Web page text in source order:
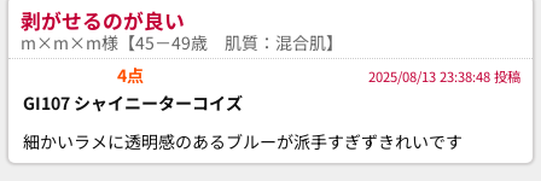
剥がせるのが良い
m×m×m様【45－49歳 肌質：混合肌】
4点
2025/08/13 23:38:48 投稿
GI107 シャイニーターコイズ
細かいラメに透明感のあるブルーが派手すぎずきれいです